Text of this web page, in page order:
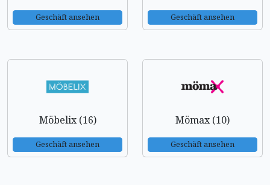
Geschäft ansehen Geschäft ansehen
Möbelix (16)
Geschäft ansehen
Mömax (10)
Geschäft ansehen